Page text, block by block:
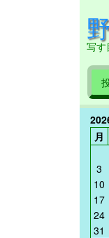
写す
月
3
10
17
24
31